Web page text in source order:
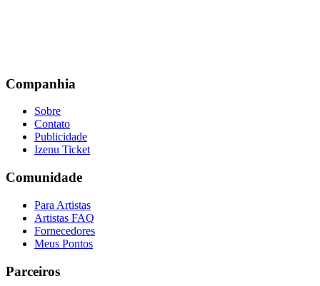
Companhia
Sobre
Contato
Publicidade
Izenu Ticket
Comunidade
Para Artistas
Artistas FAQ
Fornecedores
Meus Pontos
Parceiros